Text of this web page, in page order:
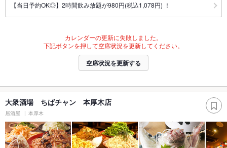
【当日予約OK◎】2時間飲み放題が980円(税込1,078円) ！
カレンダーの更新に失敗しました。
下記ボタンを押して空席状況を更新してください。
空席状況を更新する
大衆酒場 ちばチャン 本厚木店
居酒屋 本厚木